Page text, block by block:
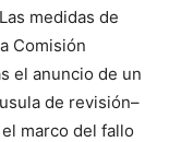
medidas de
Comisión
el anuncio de un
de revisión–
marco del fallo